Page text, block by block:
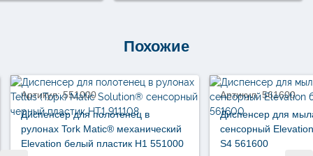
пластик
Т6
557508
пластик
Т6
557500
Похожие
Артикул: 551000
Диспенсер для полотенец в
рулонах Tork Matic® механический
Elevation белый пластик Н1 551000
Артикул: 561600
Диспенсер для
сенсорный
S4 561600